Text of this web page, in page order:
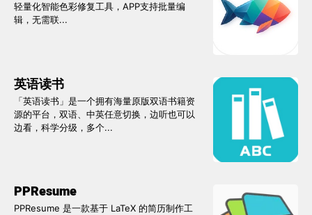
轻量化智能色彩修复工具，APP支持批量编
辑，无需联...
英语读书
「英语读书」是一个拥有海量原版双语书籍资
源的平台，双语、中英任意切换，边听也可以
边看，科学分级，多个...
PPResume
PPResume 是一款基于 LaTeX 的简历制作工